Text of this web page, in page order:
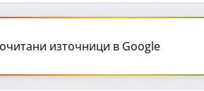
източници в Google